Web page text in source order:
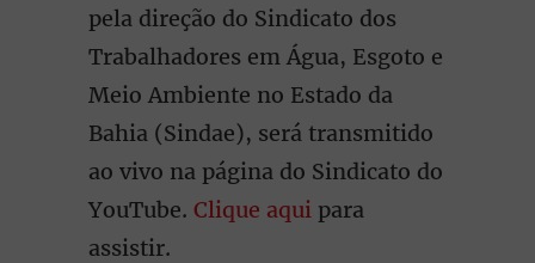
pela direção do Sindicato dos
Trabalhadores em Água, Esgoto e
Meio Ambiente no Estado da
Bahia (Sindae), será transmitido
ao vivo na página do Sindicato do
YouTube. Clique aqui para
assistir.